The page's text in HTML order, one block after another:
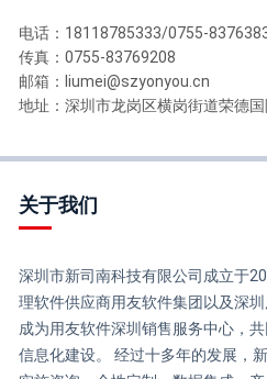
电话：18118785333/0755-
传真：0755-83769208
邮箱：liumei@szyonyou.cn
地址：深圳市龙岗区横岗街道荣德
关于我们
深圳市新司南科技有限公司成立于
理软件供应商用友软件集团以及深
成为用友软件深圳销售服务中心，
信息化建设。 经过十多年的发展，